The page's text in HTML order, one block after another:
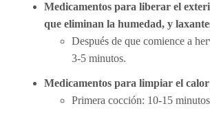
Medicamentos para liberar el
que eliminan la humedad, y
Después de que comience a
3-5 minutos.
Medicamentos para limpiar el
Primera cocción: 10-15 minutos